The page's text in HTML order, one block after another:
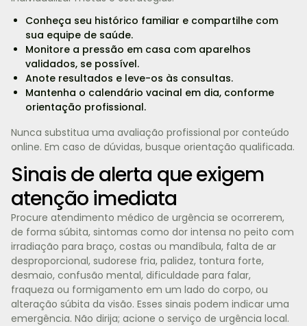
Conheça seu histórico familiar e compartilhe com
sua equipe de saúde.
Monitore a pressão em casa com aparelhos
validados, se possível.
Anote resultados e leve-os às consultas.
Mantenha o calendário vacinal em dia, conforme
orientação profissional.
Nunca substitua uma avaliação profissional por conteúdo
online. Em caso de dúvidas, busque orientação qualificada.
Sinais de alerta que exigem
atenção imediata
Procure atendimento médico de urgência se ocorrerem,
de forma súbita, sintomas como dor intensa no peito com
irradiação para braço, costas ou mandíbula, falta de ar
desproporcional, sudorese fria, palidez, tontura forte,
desmaio, confusão mental, dificuldade para falar,
fraqueza ou formigamento em um lado do corpo, ou
alteração súbita da visão. Esses sinais podem indicar uma
emergência. Não dirija; acione o serviço de urgência local.